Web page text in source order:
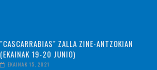
"CASCARRABIAS" ZALLA ZINE-ANTZOKIAN
(EKAINAK 19-20 JUNIO)
EKAINAK 15, 2021